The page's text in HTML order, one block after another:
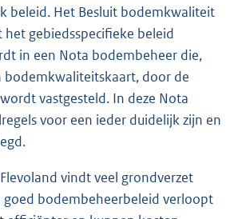
beleid. Het Besluit bodemkwaliteit
gebiedsspecifieke beleid
in een Nota bodembeheer die,
bodemkwaliteitskaart, door de
vastgesteld. In deze Nota
voor een ieder duidelijk zijn en
vindt veel grondverzet
goed bodembeheerbeleid verloopt